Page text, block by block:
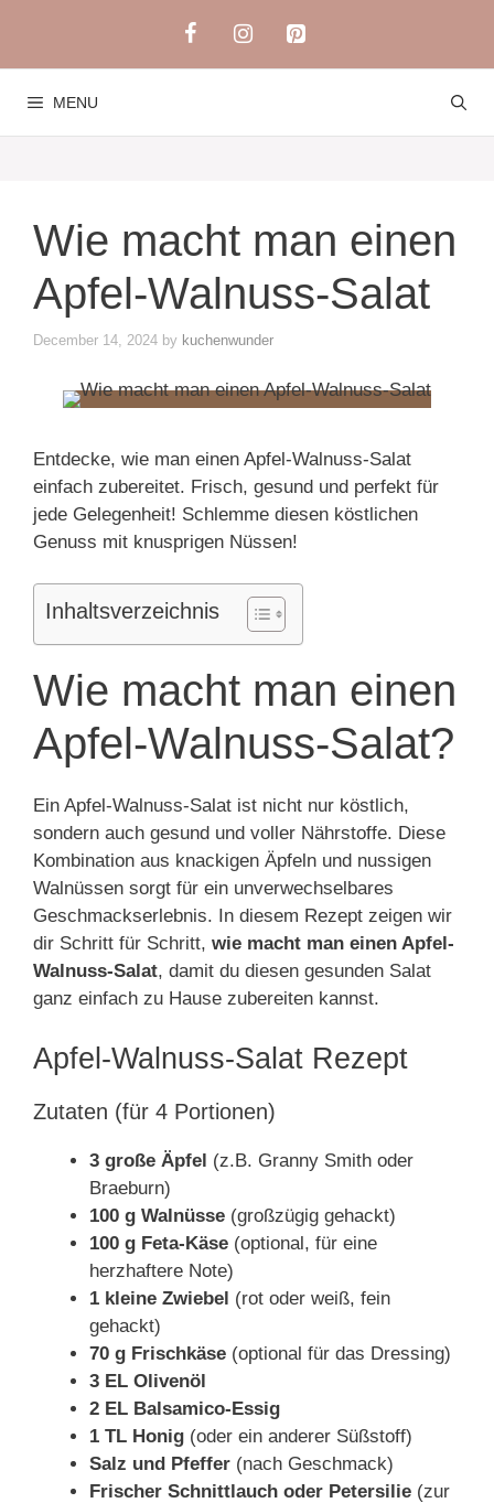
content
MENU
Wie macht man einen
Apfel-Walnuss-Salat
December 14, 2024 by kuchenwunder
Entdecke, wie man einen Apfel-Walnuss-Salat
einfach zubereitet. Frisch, gesund und perfekt für
jede Gelegenheit! Schlemme diesen köstlichen
Genuss mit knusprigen Nüssen!
Inhaltsverzeichnis
Wie macht man einen
Apfel-Walnuss-Salat?
Ein Apfel-Walnuss-Salat ist nicht nur köstlich,
sondern auch gesund und voller Nährstoffe. Diese
Kombination aus knackigen Äpfeln und nussigen
Walnüssen sorgt für ein unverwechselbares
Geschmackserlebnis. In diesem Rezept zeigen wir
dir Schritt für Schritt, wie macht man einen Apfel-
Walnuss-Salat, damit du diesen gesunden Salat
ganz einfach zu Hause zubereiten kannst.
Apfel-Walnuss-Salat Rezept
Zutaten (für 4 Portionen)
3 große Äpfel (z.B. Granny Smith oder
Braeburn)
100 g Walnüsse (großzügig gehackt)
100 g Feta-Käse (optional, für eine
herzhaftere Note)
1 kleine Zwiebel (rot oder weiß, fein
gehackt)
70 g Frischkäse (optional für das Dressing)
3 EL Olivenöl
2 EL Balsamico-Essig
1 TL Honig (oder ein anderer Süßstoff)
Salz und Pfeffer (nach Geschmack)
Frischer Schnittlauch oder Petersilie (zur